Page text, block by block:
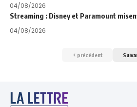
04/08/2026
Streaming : Disney et Paramount
04/08/2026
précédent